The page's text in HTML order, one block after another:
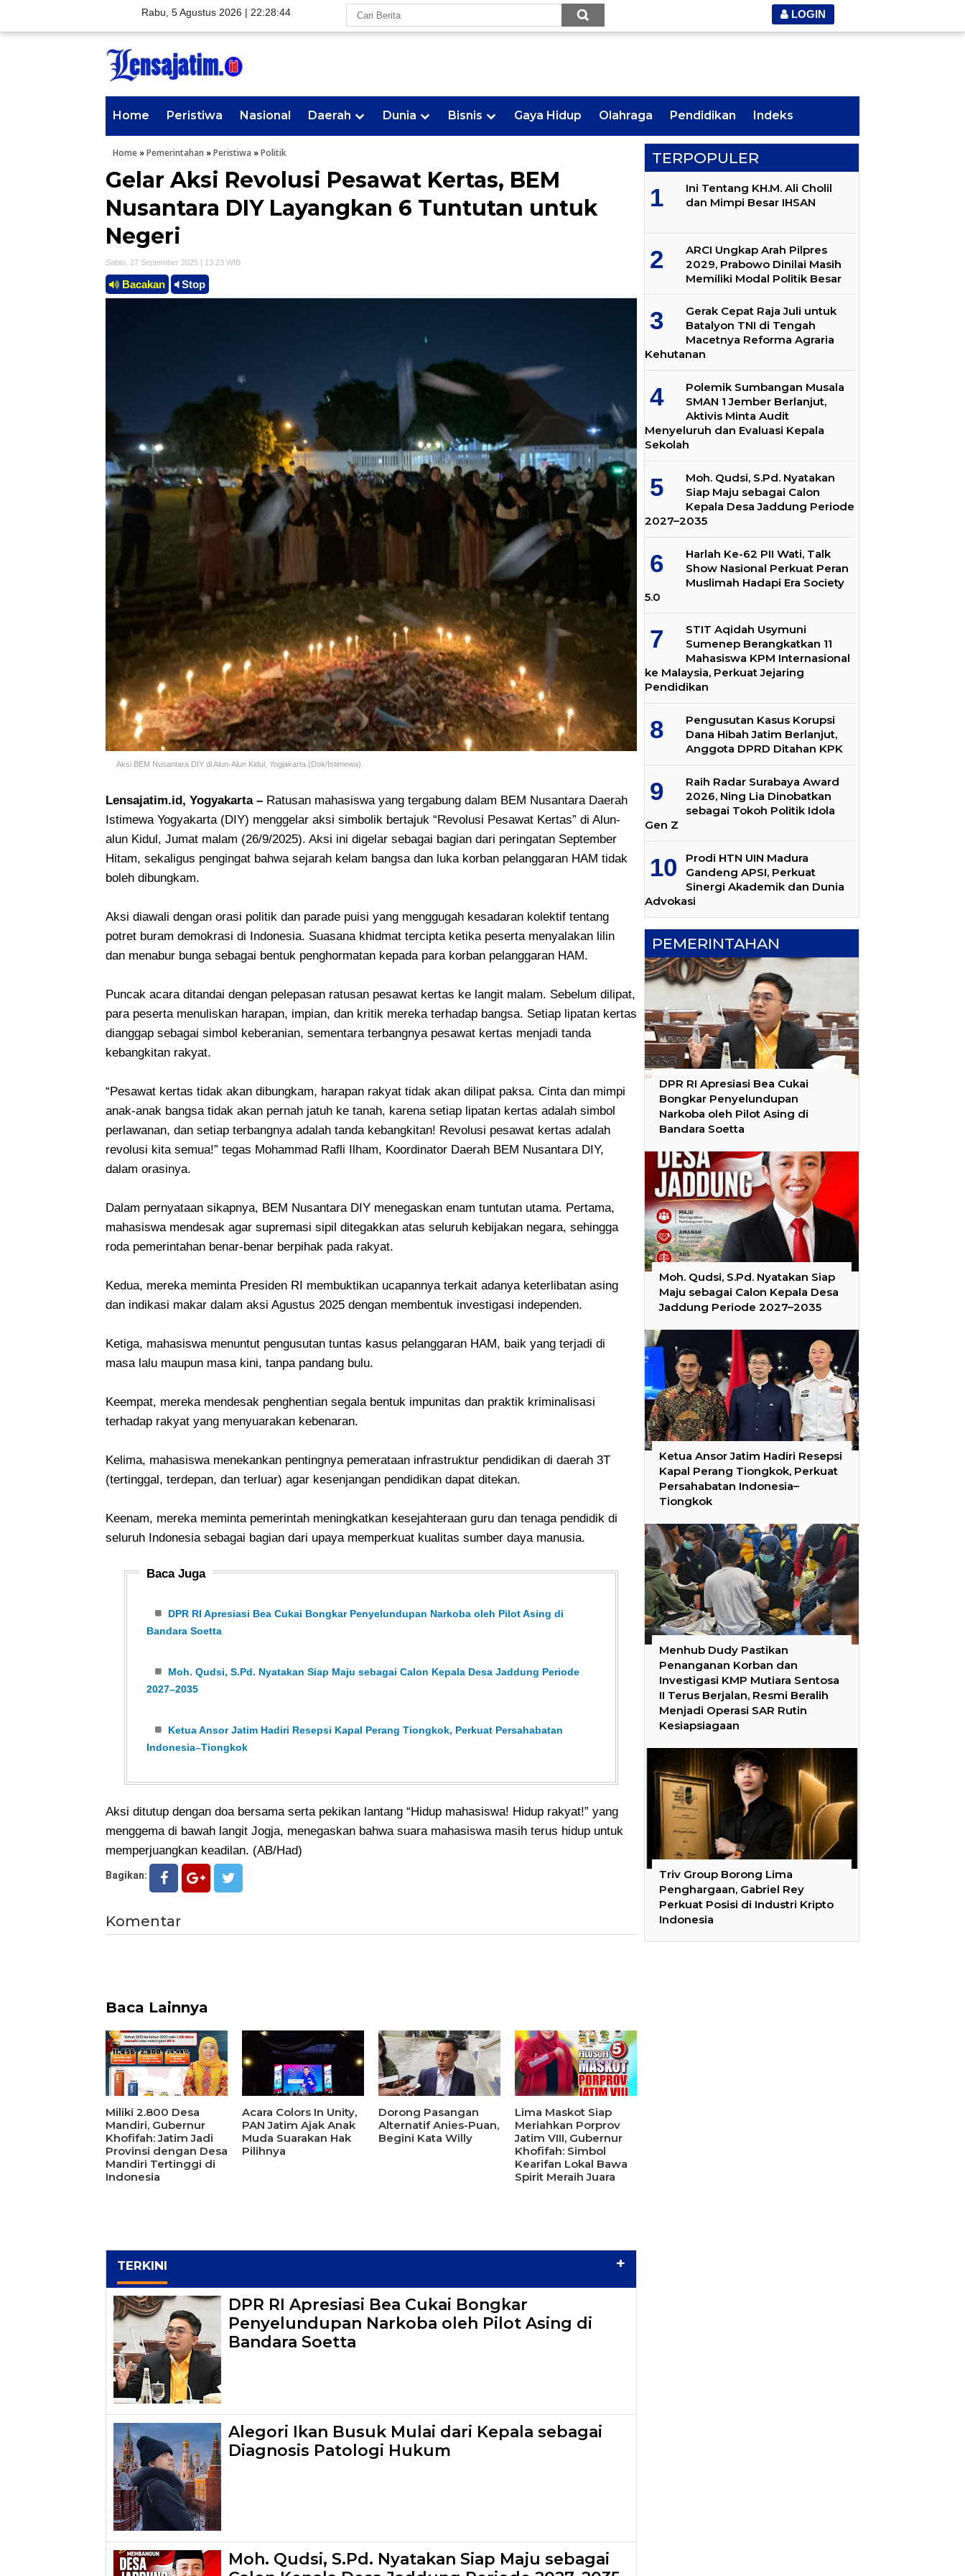
Rabu, 5 Agustus 2026 | 22:28:45 LOGIN
Home Peristiwa Nasional Daerah Dunia Bisnis Gaya Hidup Olahraga Pendidikan Indeks
Home »Pemerintahan »Peristiwa »Politik
Gelar Aksi Revolusi Pesawat Kertas, BEM
Nusantara DIY Layangkan 6 Tuntutan untuk
Negeri
Sabtu, 27 September 2025 | 13.23 WIB
Bacakan Stop
Aksi BEM Nusantara DIY di Alun-Alun Kidul, Yogjakarta.(Dok/Istimewa).
Lensajatim.id, Yogyakarta – Ratusan mahasiswa yang tergabung dalam BEM Nusantara Daerah
Istimewa Yogyakarta (DIY) menggelar aksi simbolik bertajuk “Revolusi Pesawat Kertas” di Alun-
alun Kidul, Jumat malam (26/9/2025). Aksi ini digelar sebagai bagian dari peringatan September
Hitam, sekaligus pengingat bahwa sejarah kelam bangsa dan luka korban pelanggaran HAM tidak
boleh dibungkam.
Aksi diawali dengan orasi politik dan parade puisi yang menggugah kesadaran kolektif tentang
potret buram demokrasi di Indonesia. Suasana khidmat tercipta ketika peserta menyalakan lilin
dan menabur bunga sebagai bentuk penghormatan kepada para korban pelanggaran HAM.
Puncak acara ditandai dengan pelepasan ratusan pesawat kertas ke langit malam. Sebelum dilipat,
para peserta menuliskan harapan, impian, dan kritik mereka terhadap bangsa. Setiap lipatan kertas
dianggap sebagai simbol keberanian, sementara terbangnya pesawat kertas menjadi tanda
kebangkitan rakyat.
“Pesawat kertas tidak akan dibungkam, harapan rakyat tidak akan dilipat paksa. Cinta dan mimpi
anak-anak bangsa tidak akan pernah jatuh ke tanah, karena setiap lipatan kertas adalah simbol
perlawanan, dan setiap terbangnya adalah tanda kebangkitan! Revolusi pesawat kertas adalah
revolusi kita semua!” tegas Mohammad Rafli Ilham, Koordinator Daerah BEM Nusantara DIY,
dalam orasinya.
Dalam pernyataan sikapnya, BEM Nusantara DIY menegaskan enam tuntutan utama. Pertama,
mahasiswa mendesak agar supremasi sipil ditegakkan atas seluruh kebijakan negara, sehingga
roda pemerintahan benar-benar berpihak pada rakyat.
Kedua, mereka meminta Presiden RI membuktikan ucapannya terkait adanya keterlibatan asing
dan indikasi makar dalam aksi Agustus 2025 dengan membentuk investigasi independen.
Ketiga, mahasiswa menuntut pengusutan tuntas kasus pelanggaran HAM, baik yang terjadi di
masa lalu maupun masa kini, tanpa pandang bulu.
Keempat, mereka mendesak penghentian segala bentuk impunitas dan praktik kriminalisasi
terhadap rakyat yang menyuarakan kebenaran.
Kelima, mahasiswa menekankan pentingnya pemerataan infrastruktur pendidikan di daerah 3T
(tertinggal, terdepan, dan terluar) agar kesenjangan pendidikan dapat ditekan.
Keenam, mereka meminta pemerintah meningkatkan kesejahteraan guru dan tenaga pendidik di
seluruh Indonesia sebagai bagian dari upaya memperkuat kualitas sumber daya manusia.
Baca Juga
DPR RI Apresiasi Bea Cukai Bongkar Penyelundupan Narkoba oleh Pilot Asing di
Bandara Soetta
Moh. Qudsi, S.Pd. Nyatakan Siap Maju sebagai Calon Kepala Desa Jaddung Periode
2027–2035
Ketua Ansor Jatim Hadiri Resepsi Kapal Perang Tiongkok, Perkuat Persahabatan
Indonesia–Tiongkok
Aksi ditutup dengan doa bersama serta pekikan lantang “Hidup mahasiswa! Hidup rakyat!” yang
menggema di bawah langit Jogja, menegaskan bahwa suara mahasiswa masih terus hidup untuk
memperjuangkan keadilan. (AB/Had)
Bagikan:
Komentar
Baca Lainnya
Miliki 2.800 Desa
Mandiri, Gubernur
Khofifah: Jatim Jadi
Provinsi dengan Desa
Mandiri Tertinggi di
Indonesia
Acara Colors In Unity,
PAN Jatim Ajak Anak
Muda Suarakan Hak
Pilihnya
Dorong Pasangan
Alternatif Anies-Puan,
Begini Kata Willy
Lima Maskot Siap
Meriahkan Porprov
Jatim VIII, Gubernur
Khofifah: Simbol
Kearifan Lokal Bawa
Spirit Meraih Juara
TERKINI +
DPR RI Apresiasi Bea Cukai Bongkar
Penyelundupan Narkoba oleh Pilot Asing di
Bandara Soetta
Alegori Ikan Busuk Mulai dari Kepala sebagai
Diagnosis Patologi Hukum
Moh. Qudsi, S.Pd. Nyatakan Siap Maju sebagai
TERPOPULER
Ini Tentang KH.M. Ali Cholil
dan Mimpi Besar IHSAN
ARCI Ungkap Arah Pilpres
2029, Prabowo Dinilai Masih
Memiliki Modal Politik Besar
Gerak Cepat Raja Juli untuk
Batalyon TNI di Tengah
Macetnya Reforma Agraria
Kehutanan
Polemik Sumbangan Musala
SMAN 1 Jember Berlanjut,
Aktivis Minta Audit
Menyeluruh dan Evaluasi Kepala
Sekolah
Moh. Qudsi, S.Pd. Nyatakan
Siap Maju sebagai Calon
Kepala Desa Jaddung Periode
2027–2035
Harlah Ke-62 PII Wati, Talk
Show Nasional Perkuat Peran
Muslimah Hadapi Era Society
5.0
STIT Aqidah Usymuni
Sumenep Berangkatkan 11
Mahasiswa KPM Internasional
ke Malaysia, Perkuat Jejaring
Pendidikan
Pengusutan Kasus Korupsi
Dana Hibah Jatim Berlanjut,
Anggota DPRD Ditahan KPK
Raih Radar Surabaya Award
2026, Ning Lia Dinobatkan
sebagai Tokoh Politik Idola
Gen Z
Prodi HTN UIN Madura
Gandeng APSI, Perkuat
Sinergi Akademik dan Dunia
Advokasi
PEMERINTAHAN
DPR RI Apresiasi Bea Cukai
Bongkar Penyelundupan
Narkoba oleh Pilot Asing di
Bandara Soetta
Moh. Qudsi, S.Pd. Nyatakan Siap
Maju sebagai Calon Kepala Desa
Jaddung Periode 2027–2035
Ketua Ansor Jatim Hadiri Resepsi
Kapal Perang Tiongkok, Perkuat
Persahabatan Indonesia–
Tiongkok
Menhub Dudy Pastikan
Penanganan Korban dan
Investigasi KMP Mutiara Sentosa
II Terus Berjalan, Resmi Beralih
Menjadi Operasi SAR Rutin
Kesiapsiagaan
Triv Group Borong Lima
Penghargaan, Gabriel Rey
Perkuat Posisi di Industri Kripto
Indonesia